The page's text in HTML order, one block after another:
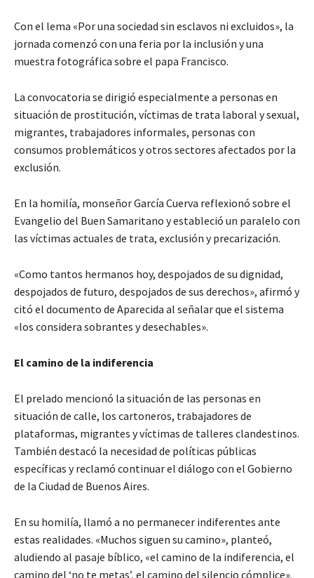
Con el lema «Por una sociedad sin esclavos ni excluidos», la
jornada comenzó con una feria por la inclusión y una
muestra fotográfica sobre el papa Francisco.
La convocatoria se dirigió especialmente a personas en
situación de prostitución, víctimas de trata laboral y sexual,
migrantes, trabajadores informales, personas con
consumos problemáticos y otros sectores afectados por la
exclusión.
En la homilía, monseñor García Cuerva reflexionó sobre el
Evangelio del Buen Samaritano y estableció un paralelo con
las víctimas actuales de trata, exclusión y precarización.
«Como tantos hermanos hoy, despojados de su dignidad,
despojados de futuro, despojados de sus derechos», afirmó y
citó el documento de Aparecida al señalar que el sistema
«los considera sobrantes y desechables».
El camino de la indiferencia
El prelado mencionó la situación de las personas en
situación de calle, los cartoneros, trabajadores de
plataformas, migrantes y víctimas de talleres clandestinos.
También destacó la necesidad de políticas públicas
específicas y reclamó continuar el diálogo con el Gobierno
de la Ciudad de Buenos Aires.
En su homilía, llamó a no permanecer indiferentes ante
estas realidades. «Muchos siguen su camino», planteó,
aludiendo al pasaje bíblico, «el camino de la indiferencia, el
camino del ‘no te metas’, el camino del silencio cómplice».